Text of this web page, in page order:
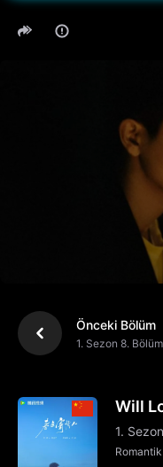
Önceki Bölüm
1. Sezon 8. Bölüm
Will
1.
Romantik